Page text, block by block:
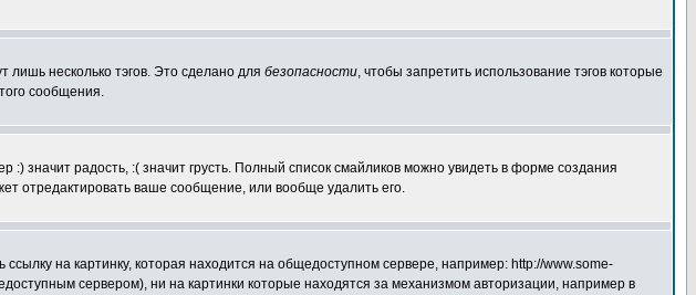
лишь несколько тэгов. Это сделано для безопасности, чтобы запретить использование тэгов которые
сообщения.
значит радость, :( значит грусть. Полный список смайликов можно увидеть в форме создания
отредактировать ваше сообщение, или вообще удалить его.
на картинку, которая находится на общедоступном сервере, например: http://www.some-
сервером), ни на картинки которые находятся за механизмом авторизации, например в